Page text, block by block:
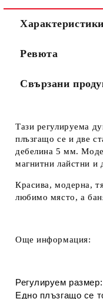
Характеристики
Ревюта
Свързани
Тази регулируема
плъзгащо се и две
дебелина 5 мм.
магнитни лайстни и
Красива, модерна,
любимо място, а
Още информация:
Регулируем
Едно плъзгащо се